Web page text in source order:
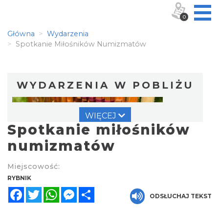
Główna
Wydarzenia
Spotkanie Miłośników Numizmatów
WYDARZENIA W POBLIŻU
Warsztat gry na flecie indiańskim –
pierwsze kroki w świecie melodii
Rybnik
WIĘCEJ
Spotkanie miłośników
numizmatów
Miejscowość:
RYBNIK
FacebookTwitterWhatsAppMessenger
ODSŁUCHAJ TEKST
0